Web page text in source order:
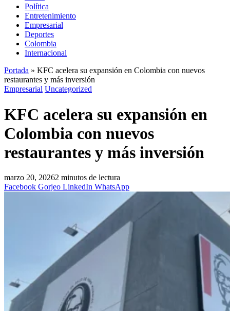
Política
Entretenimiento
Empresarial
Deportes
Colombia
Internacional
Portada » KFC acelera su expansión en Colombia con nuevos
restaurantes y más inversión
Empresarial Uncategorized
KFC acelera su expansión en
Colombia con nuevos
restaurantes y más inversión
marzo 20, 20262 minutos de lectura
Facebook Gorjeo LinkedIn WhatsApp